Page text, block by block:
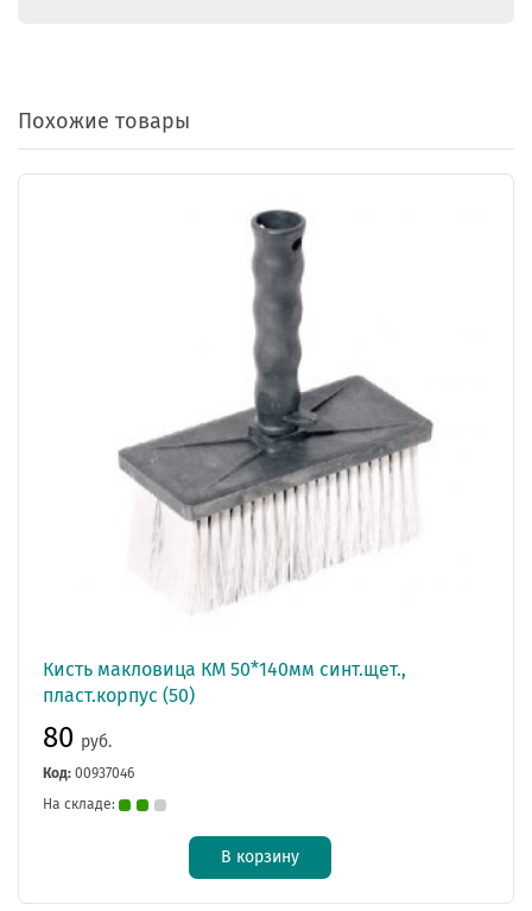
Похожие товары
Кисть макловица КМ 50*140мм синт.щет.,
пласт.корпус (50)
80 руб.
Код: 00937046
На складе:
В корзину